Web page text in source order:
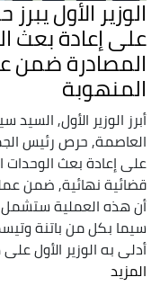
الوزير الأول
على إعادة بعث
المصادرة ضمن
المنهوبة
أبرز الوزير الأول, السيد
العاصمة, حرص رئيس
على إعادة بعث الوحدات
قضائية نهائية, ضمن
أن هذه العملية ستشمل
سيما بكل من باتنة
أدلى به الوزير الأول
المزيد